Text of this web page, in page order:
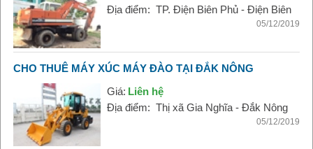
Địa điểm: TP. Điện Biên Phủ - Điện Biên
05/12/2019
CHO THUÊ MÁY XÚC MÁY ĐÀO TẠI ĐẮK NÔNG
Giá: Liên hệ
Địa điểm: Thị xã Gia Nghĩa - Đắk Nông
05/12/2019